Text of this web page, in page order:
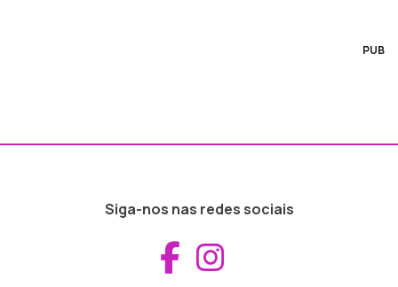
PUB
Siga-nos nas redes sociais
Aceder ao